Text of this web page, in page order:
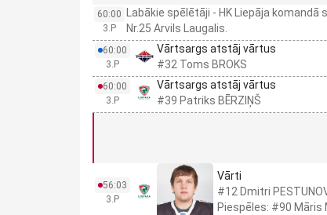
60:00
3.P
Labākie spēlētāji - HK Liepāja
Nr.25 Arvils Laugalis.
60:00
3.P
Vārtsargs atstāj vārtus
#32 Toms BROKS
60:00
3.P
Vārtsargs atstāj vārtus
#39 Patriks BĒRZIŅŠ
56:03
3.P
Vārti
#12 Dmitri
Piespēles: #90 Māris